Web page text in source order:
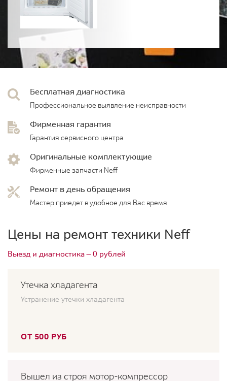
Бесплатная диагностика
Профессиональное выявление неисправности
Фирменная гарантия
Гарантия сервисного центра
Оригинальные комплектующие
Фирменные запчасти Neff
Ремонт в день обращения
Мастер приедет в удобное для Вас время
Цены на ремонт техники Neff
Выезд и диагностика — 0 рублей
Утечка хладагента
Устранение утечки хладагента
ОТ 500 РУБ
Вышел из строя мотор-компрессор